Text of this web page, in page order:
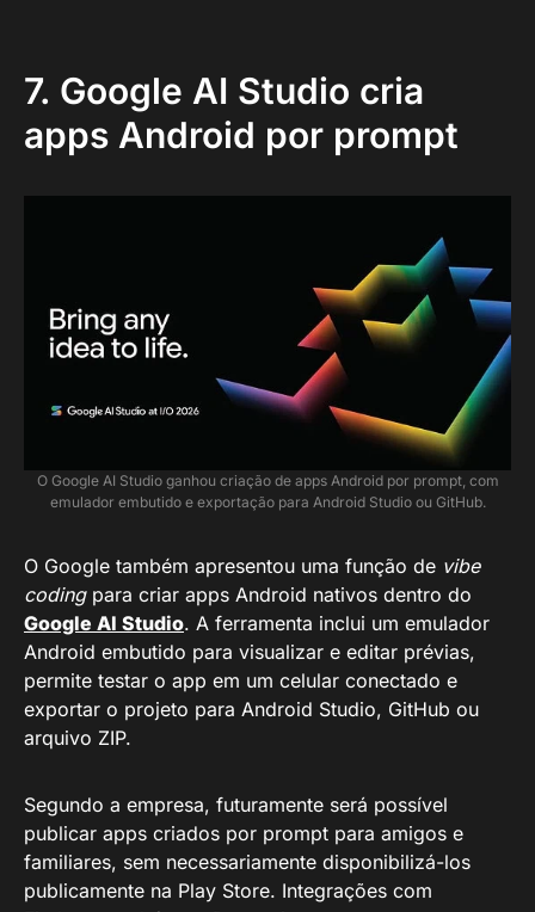
7. Google AI Studio cria
apps Android por prompt
O Google AI Studio ganhou criação de apps Android por prompt, com
emulador embutido e exportação para Android Studio ou GitHub.
O Google também apresentou uma função de vibe
codingpara criar apps Android nativos dentro do
Google AI Studio. A ferramenta inclui um emulador
Android embutido para visualizar e editar prévias,
permite testar o app em um celular conectado e
exportar o projeto para Android Studio, GitHub ou
arquivo ZIP.
Segundo a empresa, futuramente será possível
publicar apps criados por prompt para amigos e
familiares, sem necessariamente disponibilizá-los
publicamente na Play Store. Integrações com